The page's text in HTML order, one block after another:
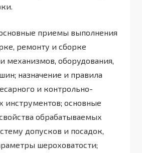
приемы выполнения
ремонту и сборке
механизмов, оборудования,
назначение и правила
и контрольно-
инструментов; основные
обрабатываемых
допусков и посадок,
шероховатости;